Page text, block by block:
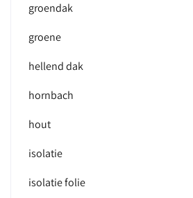
groendak
groene
hellend dak
hornbach
hout
isolatie
isolatie folie